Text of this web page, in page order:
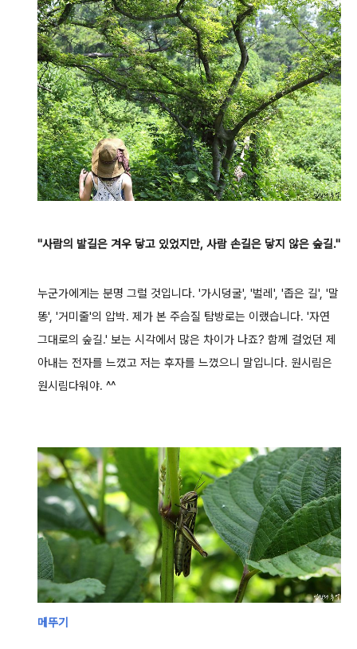
"사람의 발길은 겨우 닿고 있었지만, 사람 손길은 닿지 않은 숲길."
누군가에게는 분명 그럴 것입니다. '가시덩굴', '벌레', '좁은 길', '말
똥', '거미줄'의 압박. 제가 본 주슴질 탐방로는 이랬습니다. '자연
그대로의 숲길.' 보는 시각에서 많은 차이가 나죠? 함께 걸었던 제
아내는 전자를 느꼈고 저는 후자를 느꼈으니 말입니다. 원시림은
원시림다워야. ^^
메뚜기